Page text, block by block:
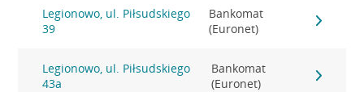
Legionowo, ul. Piłsudskiego
39
Bankomat
(Euronet)
Legionowo, ul. Piłsudskiego
43a
Bankomat
(Euronet)